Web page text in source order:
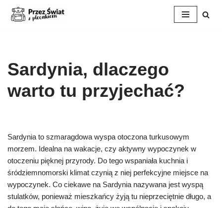
Sardynia, dlaczego
warto tu przyjechać?
Sardynia to szmaragdowa wyspa otoczona turkusowym
morzem. Idealna na wakacje, czy aktywny wypoczynek w
otoczeniu pięknej przyrody. Do tego wspaniała kuchnia i
śródziemnomorski klimat czynią z niej perfekcyjne miejsce na
wypoczynek. Co ciekawe na Sardynia nazywana jest wyspą
stulatków, ponieważ mieszkańcy żyją tu nieprzeciętnie długo, a